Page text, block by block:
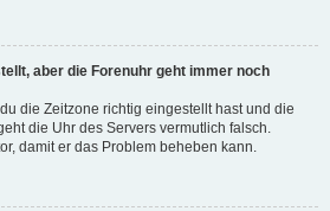
aber die Forenuhr geht immer noch
die Zeitzone richtig eingestellt hast und die
die Uhr des Servers vermutlich falsch.
damit er das Problem beheben kann.